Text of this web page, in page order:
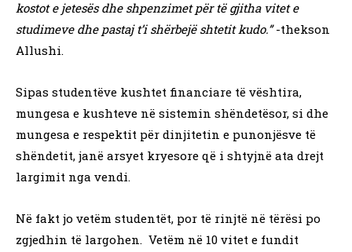
kostot e jetesës dhe shpenzimet për të gjitha vitet e
studimeve dhe pastaj t’i shërbejë shtetit kudo.”-thekson
Allushi.
Sipas studentëve kushtet financiare të vështira,
mungesa e kushteve në sistemin shëndetësor, si dhe
mungesa e respektit për dinjitetin e punonjësve të
shëndetit, janë arsyet kryesore që i shtyjnë ata drejt
largimit nga vendi.
Në fakt jo vetëm studentët, por të rinjtë në tërësi po
zgjedhin të largohen. Vetëm në 10 vitet e fundit